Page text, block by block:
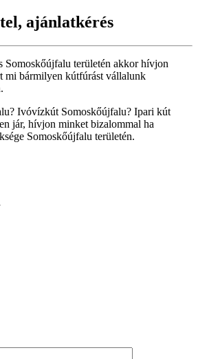
ajánlatkérés
Somoskőújfalu területén akkor hívjon
mi bármilyen kútfúrást vállalunk
Ivóvízkút Somoskőújfalu? Ipari kút
jár, hívjon minket bizalommal ha
Somoskőújfalu területén.